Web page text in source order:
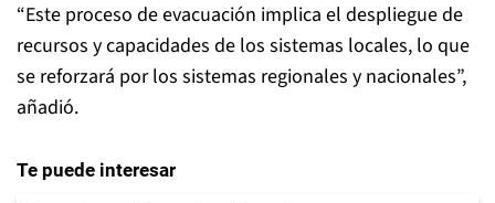
“Este proceso de evacuación implica el despliegue de
recursos y capacidades de los sistemas locales, lo que
se reforzará por los sistemas regionales y nacionales”,
añadió.
Te puede interesar